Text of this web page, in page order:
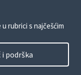
rubrici s najčešćim
podrška